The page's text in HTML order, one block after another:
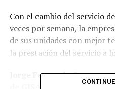
Con el cambio del servicio
veces por semana, la
de sus unidades con mejor
la prestación del servicio a
Jorge Fernando
de GISA, señaló que con